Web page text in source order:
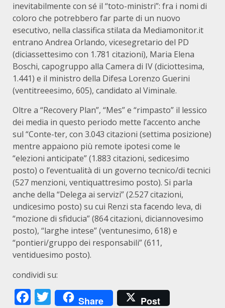
inevitabilmente con sé il “toto-ministri”: fra i nomi di
coloro che potrebbero far parte di un nuovo
esecutivo, nella classifica stilata da Mediamonitor.it
entrano Andrea Orlando, vicesegretario del PD
(diciassettesimo con 1.781 citazioni), Maria Elena
Boschi, capogruppo alla Camera di IV (diciottesima,
1.441) e il ministro della Difesa Lorenzo Guerini
(ventitreeesimo, 605), candidato al Viminale.
Oltre a “Recovery Plan”, “Mes” e “rimpasto” il lessico
dei media in questo periodo mette l’accento anche
sul “Conte-ter, con 3.043 citazioni (settima posizione)
mentre appaiono più remote ipotesi come le
“elezioni anticipate” (1.883 citazioni, sedicesimo
posto) o l’eventualità di un governo tecnico/di tecnici
(527 menzioni, ventiquattresimo posto). Si parla
anche della “Delega ai servizi” (2.527 citazioni,
undicesimo posto) su cui Renzi sta facendo leva, di
“mozione di sfiducia” (864 citazioni, diciannovesimo
posto), “larghe intese” (ventunesimo, 618) e
“pontieri/gruppo dei responsabili” (611,
ventiduesimo posto).
condividi su:
Facebook
Twitter
Share Post